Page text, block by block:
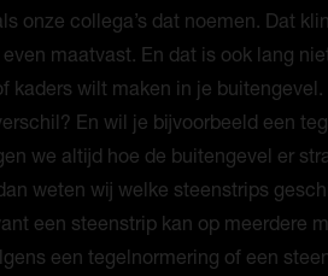
onze collega’s dat noemen. Dat
maatvast. En dat is ook lang
kaders wilt maken in je
En wil je bijvoorbeeld een
we altijd hoe de buitengevel er
weten wij welke steenstrips
een steenstrip kan op meerdere
een tegelnormering of een